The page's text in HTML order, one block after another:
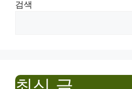
검색